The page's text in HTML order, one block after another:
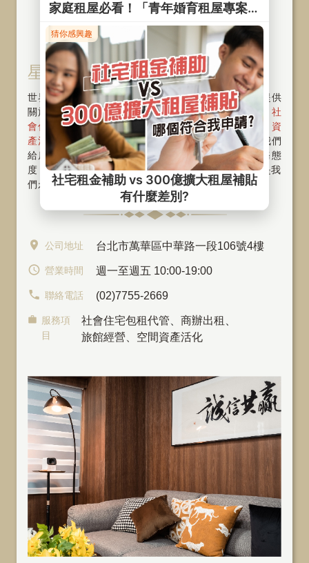
星鴻 ‧ 星華股份有限公司
世界再大也要回家，SKY FUN為您打造幸福家！我們提供
關於房屋物件〝租、管、售〞一條龍的整合服務，從
社
會住宅
、 包租代管 、 代租代管 、 物業管理
資
產活化
、 旅館經營 與 商辦出租 。好的服務，是我們
給房東及房客最重要的承諾 ! 將以專業、親切的服務態
度，提供您高品質的服務。〝堅持誠信，專注本業〞是我
們永續經營的指標～歡迎隨時 與我們聯繫
公司地址 台北市萬華區中華路一段106號4樓
營業時間 週一至週五 10:00-19:00
聯絡電話 (02)7755-2669
服務項
目
社會住宅包租代管 、商辦出租
旅館經營、空間資產活化